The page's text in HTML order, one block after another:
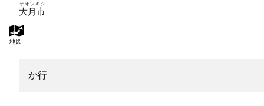
大月市
オオツキシ
地図
か行